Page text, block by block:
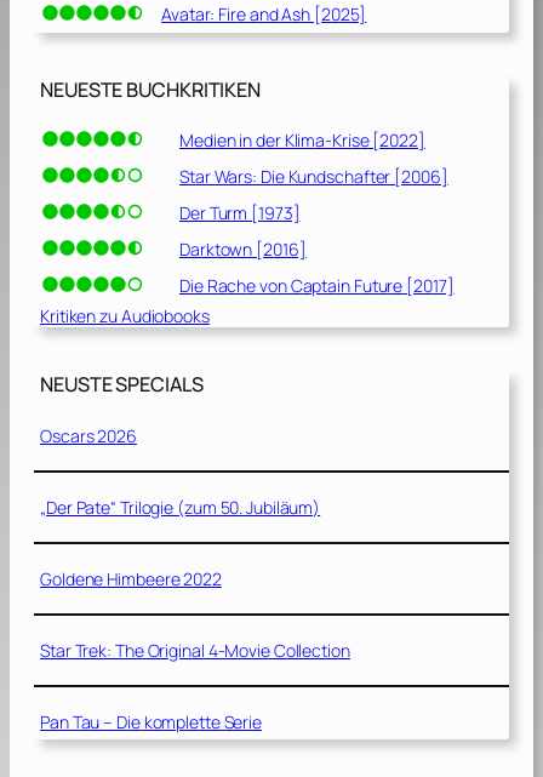
Avatar: Fire and Ash [2025]
NEUESTE BUCHKRITIKEN
Medien in der Klima-Krise [2022]
Star Wars: Die Kundschafter [2006]
Der Turm [1973]
Darktown [2016]
Die Rache von Captain Future [2017]
Kritiken zu Audiobooks
NEUSTE SPECIALS
Oscars 2026
„Der Pate“ Trilogie (zum 50. Jubiläum)
Goldene Himbeere 2022
Star Trek: The Original 4-Movie Collection
Pan Tau – Die komplette Serie